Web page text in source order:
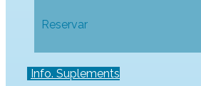
Reservar
Info. Suplements